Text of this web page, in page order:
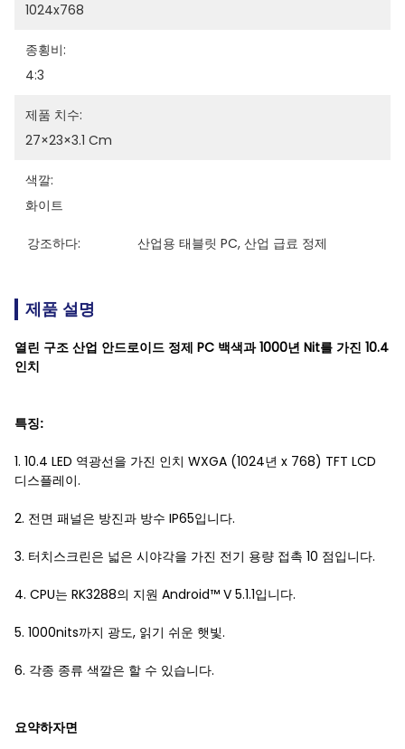
1024x768
종횡비:
4:3
제품 치수:
27×23×3.1 Cm
색깔:
화이트
강조하다: 산업용 태블릿 PC, 산업 급료 정제
제품 설명
열린 구조 산업 안드로이드 정제 PC 백색과 1000년 Nit를 가진 10.4
인치
특징:
1. 10.4 LED 역광선을 가진 인치 WXGA (1024년 x 768) TFT LCD
디스플레이.
2. 전면 패널은 방진과 방수 IP65입니다.
3. 터치스크린은 넓은 시야각을 가진 전기 용량 접촉 10 점입니다.
4. CPU는 RK3288의 지원 Android™ V 5.1.1입니다.
5. 1000nits까지 광도, 읽기 쉬운 햇빛.
6. 각종 종류 색깔은 할 수 있습니다.
요약하자면